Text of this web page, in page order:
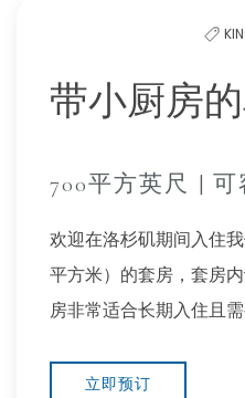
带小厨房
700平方英尺 | 可
欢迎在洛杉矶期间入住
平方米）的套房，套房
房非常适合长期入住且需
立即预订